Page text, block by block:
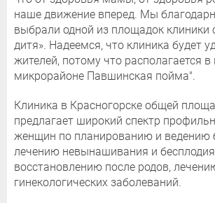
наше движение вперед. Мы
выбрали одной из площадок клиники
дитя». Надеемся, что клиника будет
жителей, потому что располагается
микрорайоне Павшинская пойма".
Клиника в Красногорске общей
предлагает широкий спектр
женщин по планированию и ведению
лечению невынашивания и
восстановлению после родов,
гинекологических заболеваний.